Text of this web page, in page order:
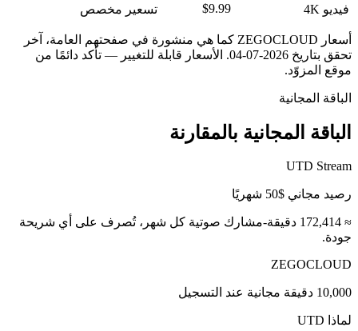
فيديو 4K
$9.99 تسعير مخصص
أسعار ZEGOCLOUD كما هي منشورة في صفحتهم العامة، آخر
تحقق بتاريخ 2026-07-04. الأسعار قابلة للتغيير — تأكد دائمًا من
موقع المزوّد.
الباقة المجانية
الباقة المجانية بالمقارنة
UTD Stream
رصيد مجاني $50 شهريًا
≈ 172,414 دقيقة-مشارك صوتية كل شهر، تُصرف على أي شريحة
جودة.
ZEGOCLOUD
10,000 دقيقة مجانية عند التسجيل
لماذا UTD